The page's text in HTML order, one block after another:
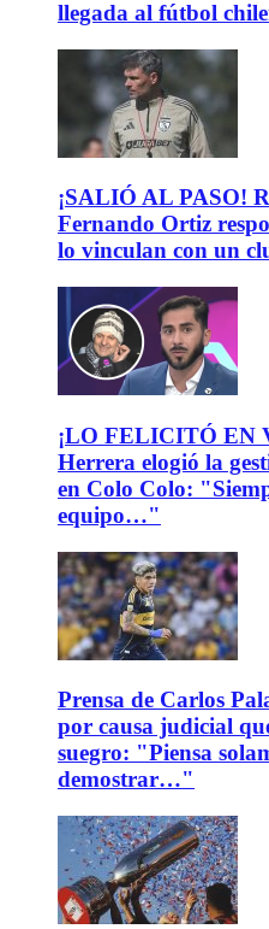
llegada al fútbol
¡SALIÓ AL PASO!
Fernando Ortiz
lo vinculan con un
¡LO FELICITÓ EN
Herrera elogió la
en Colo Colo:
equipo…"
Prensa de Carlos
por causa judicial
suegro: "Piensa
demostrar…"